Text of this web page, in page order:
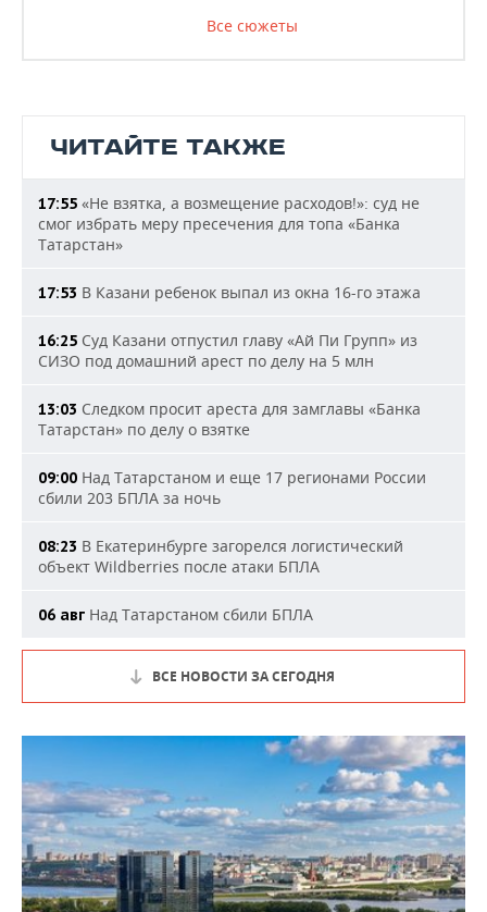
Все сюжеты
ЧИТАЙТЕ ТАКЖЕ
17:55 «Не взятка, а возмещение расходов!»: суд не
смог избрать меру пресечения для топа «Банка
Татарстан»
17:53 В Казани ребенок выпал из окна 16-го этажа
16:25 Суд Казани отпустил главу «Ай Пи Групп» из
СИЗО под домашний арест по делу на 5 млн
13:03 Следком просит ареста для замглавы «Банка
Татарстан» по делу о взятке
09:00 Над Татарстаном и еще 17 регионами России
сбили 203 БПЛА за ночь
08:23 В Екатеринбурге загорелся логистический
объект Wildberries после атаки БПЛА
06 авг Над Татарстаном сбили БПЛА
ВСЕ НОВОСТИ ЗА СЕГОДНЯ